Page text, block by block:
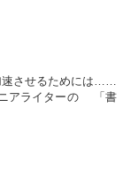
させるためには……
イターの 「書